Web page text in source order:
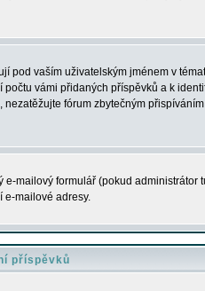
pod vaším uživatelským jménem v
vámi přidaných příspěvků a k
fórum zbytečným
mailový formulář (pokud administrátor
e-mailové adresy.
příspěvků